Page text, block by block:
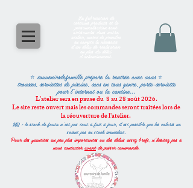
⭐ souvenirsdefamilleprépare la rentrée avec vous ⭐
trousses, serviettes de piscine, sacs en tous genre, porte-serviette
pour l'internat ou la cantine...
L'atelier sera en pause du 8 au 28 août 2026.
Le site reste ouvert mais les commandes seront traitées lors de
la réouverture de l'atelier.
NB : le stock de fouta n'est pas tout à fait à jour, il est possible que les coloris ne
soient pas en stock immédiat.
Pour des quantités un peu plus importantes ou des délais assez brefs, n'hésitez pas à
nous contacteravantde passer commande.